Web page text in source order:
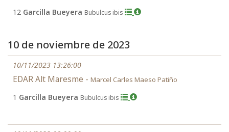
12 Garcilla Bueyera Bubulcus ibis
10 de noviembre de 2023
10/11/2023 13:26:00
EDAR Alt Maresme - Marcel Carles Maeso Patiño
1 Garcilla Bueyera Bubulcus ibis